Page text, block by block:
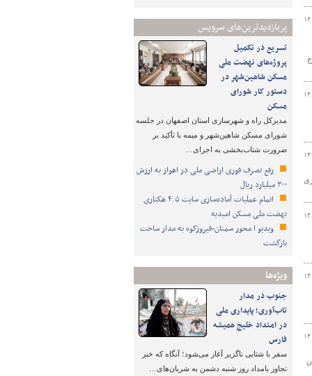
پربازدیدترین‌های سرویس
تسریع در تکمیل
پروژه‌های نهضت ملی
مسکن شاهین‌شهر در
دستور کار شورای
مسکن
مدیرکل راه و شهرسازی استان اصفهان در جلسه
شورای مسکن شاهین‌شهر و میمه با تأکید بر
ضرورت شتاب‌بخشی به اجرای…
رفع تصرف فوری اراضی ملی در اهواز به ارزش
۳۰۰ میلیارد ریال
اتمام عملیات آماده‌سازی سایت ۴.۵ هکتاری
نهضت ملی مسکن امیدیه
ویدیو ا محور سمنان-فیروزکوه به مدار ساخت
بازگشت
ویژه‌ها
جنوب در مدار
تاب‌آوری؛ پایداری ملی
در امتداد خلیج همیشه
فارس
سفر با شتابی ناگزیر آغاز می‌شود؛ آنگاه که خبر
تجاوز بامداد روز شنبه دشمن به شریان‌های…